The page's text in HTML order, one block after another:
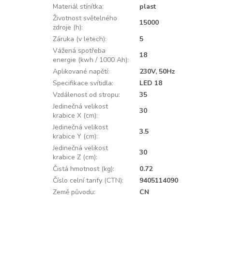
Materiál stínítka:
plast
Životnost světelného
zdroje (h):
15000
Záruka (v letech):
5
Vážená spotřeba
energie (kwh / 1000 Ah):
18
Aplikované napětí:
230V, 50Hz
Specifikace svítidla:
LED 18
Vzdálenost od stropu:
35
Jedinečná velikost
krabice X (cm):
30
Jedinečná velikost
krabice Y (cm):
3.5
Jedinečná velikost
krabice Z (cm):
30
Čistá hmotnost (kg):
0.72
Číslo celní tarify (CTN):
9405114090
Země původu: CN